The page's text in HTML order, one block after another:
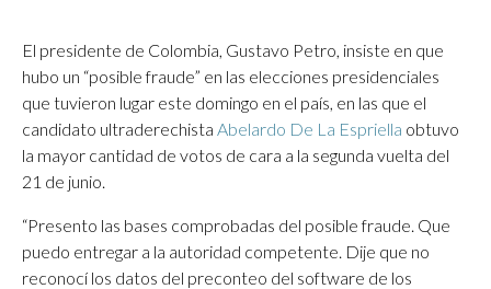
El presidente de Colombia, Gustavo Petro, insiste en que
hubo un “posible fraude” en las elecciones presidenciales
que tuvieron lugar este domingo en el país, en las que el
candidato ultraderechista Abelardo De La Espriella obtuvo
la mayor cantidad de votos de cara a la segunda vuelta del
21 de junio.
“Presento las bases comprobadas del posible fraude. Que
puedo entregar a la autoridad competente. Dije que no
reconocí los datos del preconteo del software de los